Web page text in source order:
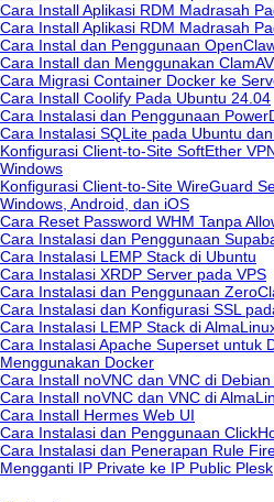
Cara Install Aplikasi RDM Madrasah
Cara Install Aplikasi RDM Madrasah
Cara Instal dan Penggunaan
Cara Install dan Menggunakan
Cara Migrasi Container Docker ke
Cara Install Coolify Pada Ubuntu 24.04
Cara Instalasi dan Penggunaan
Cara Instalasi SQLite pada Ubuntu
Konfigurasi Client-to-Site SoftEther
Windows
Konfigurasi Client-to-Site WireGuard
Windows, Android, dan iOS
Cara Reset Password WHM Tanpa
Cara Instalasi dan Penggunaan
Cara Instalasi LEMP Stack di Ubuntu
Cara Instalasi XRDP Server pada VPS
Cara Instalasi dan Penggunaan
Cara Instalasi dan Konfigurasi SSL
Cara Instalasi LEMP Stack di
Cara Instalasi Apache Superset untuk
Menggunakan Docker
Cara Install noVNC dan VNC di Debian
Cara Install noVNC dan VNC di
Cara Install Hermes Web UI
Cara Instalasi dan Penggunaan
Cara Instalasi dan Penerapan Rule
Mengganti IP Private ke IP Public Plesk